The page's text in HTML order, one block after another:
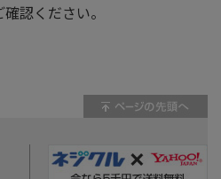
認ください。